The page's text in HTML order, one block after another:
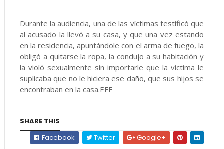
Durante la audiencia, una de las víctimas testificó que
al acusado la llevó a su casa, y que una vez estando
en la residencia, apuntándole con el arma de fuego, la
obligó a quitarse la ropa, la condujo a su habitación y
la violó sexualmente sin importarle que la víctima le
suplicaba que no le hiciera ese daño, que sus hijos se
encontraban en la casa.EFE
SHARE THIS
Facebook
Twitter Google+